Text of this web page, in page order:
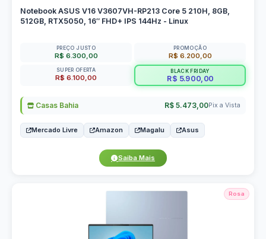
Notebook ASUS V16 V3607VH-RP213 Core 5 210H, 8GB,
512GB, RTX5050, 16″ FHD+ IPS 144Hz - Linux
PREÇO JUSTO
R$ 6.300,00
PROMOÇÃO
R$ 6.200,00
SUPER OFERTA
R$ 6.100,00
BLACK FRIDAY
R$ 5.900,00
Casas Bahia R$ 5.473,00Pix a Vista
Mercado Livre Amazon Magalu Asus
Saiba Mais
Rosa